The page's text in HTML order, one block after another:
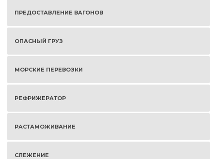
ПРЕДОСТАВЛЕНИЕ ВАГОНОВ
ОПАСНЫЙ ГРУЗ
МОРСКИЕ ПЕРЕВОЗКИ
РЕФРИЖЕРАТОР
РАСТАМОЖИВАНИЕ
СЛЕЖЕНИЕ